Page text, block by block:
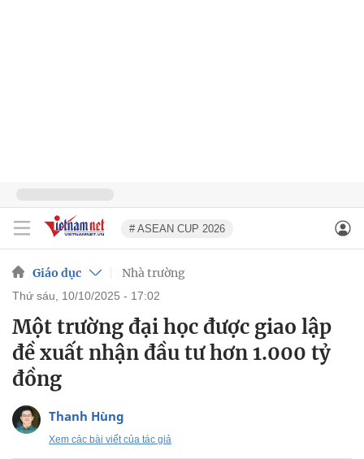
# ASEAN CUP 2026
Giáo dục Nhà trường
thứ sáu, 10/10/2025 - 17:02
Một trường đại học được giao lập
đề xuất nhận đầu tư hơn 1.000 tỷ
đồng
Thanh Hùng
Xem các bài viết của tác giả